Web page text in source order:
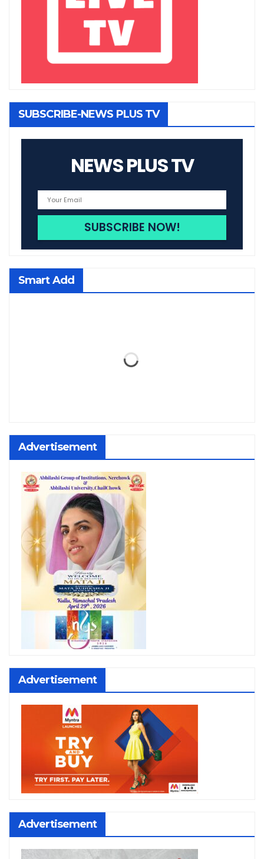
SUBSCRIBE-NEWS PLUS TV
NEWS PLUS TV
Smart Add
Advertisement
Advertisement
Advertisement